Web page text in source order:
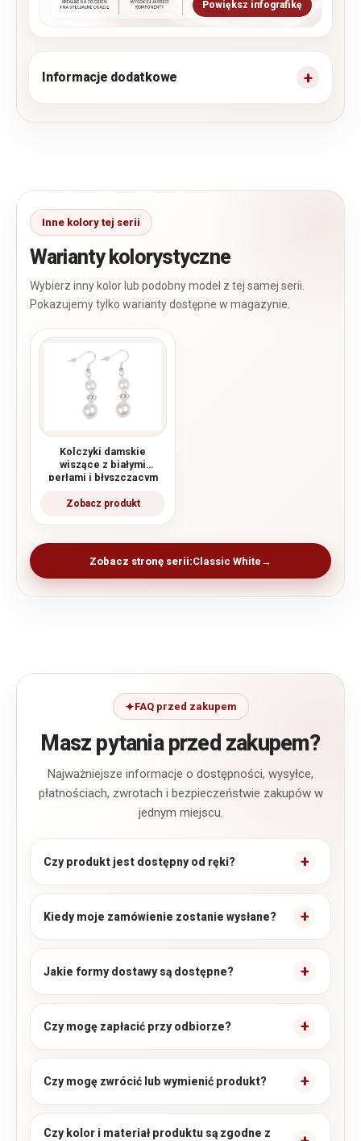
Powiększ infografikę
Informacje dodatkowe
Warianty kolorystyczne
Kolczyki damskie
wiszące z białymi
perłami i błyszczącym
Zobacz stronę serii:Classic White
FAQ przed zakupem
Masz pytania przed zakupem?
Najważniejsze informacje o dostępności, wysyłce,
płatnościach, zwrotach i bezpieczeństwie zakupów w
jednym miejscu.
Czy produkt jest dostępny od ręki?
Kiedy moje zamówienie zostanie wysłane?
Jakie formy dostawy są dostępne?
Czy mogę zapłacić przy odbiorze?
Czy mogę zwrócić lub wymienić produkt?
Czy kolor i materiał produktu są zgodne z